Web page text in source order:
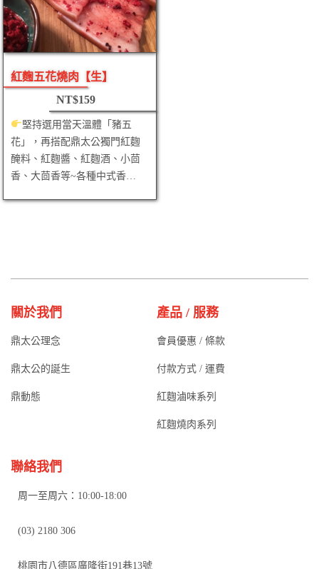
紅麴五花燒肉【生】
NT$159
堅持選用當天溫體「豬五
花」，再搭配鼎太公獨門紅麴
醃料、紅麴醬、紅麴酒、小茴
香、大茴香等~各種中式香…
關於我們
鼎太公理念
鼎太公的誕生
鼎動態
產品 / 服務
會員優惠 / 條款
付款方式 / 運費
紅麴滷味系列
紅麴燒肉系列
聯絡我們
周一至周六：10:00-18:00
(03) 2180 306
桃園市八德區廣隆街191巷13號